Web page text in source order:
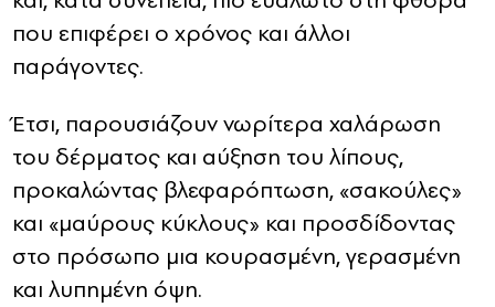
που επιφέρει ο χρόνος και άλλοι
παράγοντες.
Έτσι, παρουσιάζουν νωρίτερα χαλάρωση
του δέρματος και αύξηση του λίπους,
προκαλώντας βλεφαρόπτωση, «σακούλες»
και «μαύρους κύκλους» και προσδίδοντας
στο πρόσωπο μια κουρασμένη, γερασμένη
και λυπημένη όψη.